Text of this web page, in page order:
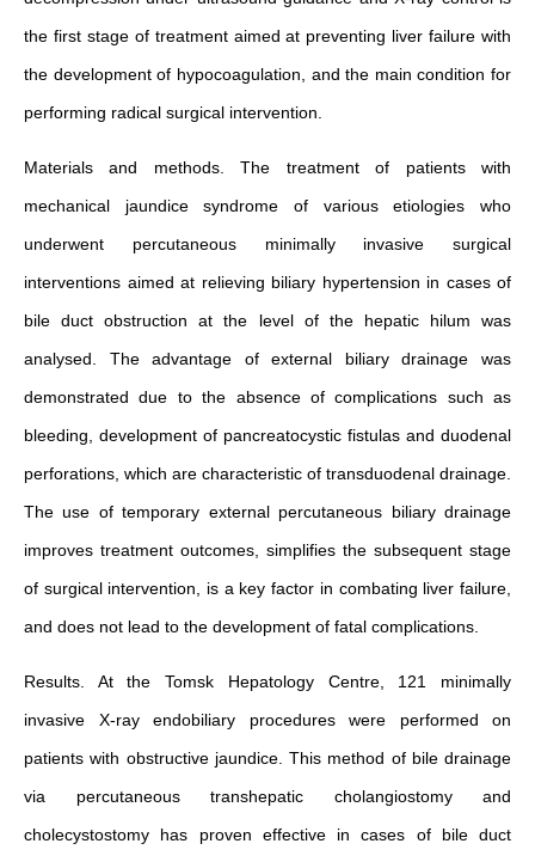
the first stage of treatment aimed at preventing liver failure with
the development of hypocoagulation, and the main condition for
performing radical surgical intervention.
Materials and methods. The treatment of patients with
mechanical jaundice syndrome of various etiologies who
underwent percutaneous minimally invasive surgical
interventions aimed at relieving biliary hypertension in cases of
bile duct obstruction at the level of the hepatic hilum was
analysed. The advantage of external biliary drainage was
demonstrated due to the absence of complications such as
bleeding, development of pancreatocystic fistulas and duodenal
perforations, which are characteristic of transduodenal drainage.
The use of temporary external percutaneous biliary drainage
improves treatment outcomes, simplifies the subsequent stage
of surgical intervention, is a key factor in combating liver failure,
and does not lead to the development of fatal complications.
Results. At the Tomsk Hepatology Centre, 121 minimally
invasive X-ray endobiliary procedures were performed on
patients with obstructive jaundice. This method of bile drainage
via percutaneous transhepatic cholangiostomy and
cholecystostomy has proven effective in cases of bile duct